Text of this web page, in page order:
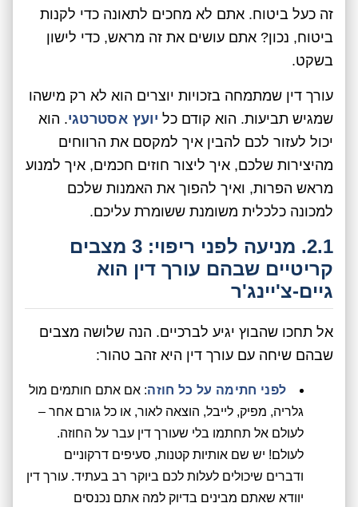
זה כעל ביטוח. אתם לא מחכים לתאונה כדי לקנות
ביטוח, נכון? אתם עושים את זה מראש, כדי לישון
בשקט.
עורך דין שמתמחה בזכויות יוצרים הוא לא רק מישהו
שמגיש תביעות. הוא קודם כל יועץ אסטרטגי. הוא
יכול לעזור לכם להבין איך למקסם את הרווחים
מהיצירות שלכם, איך ליצור חוזים חכמים, איך למנוע
מראש הפרות, ואיך להפוך את האמנות שלכם
למכונה כלכלית משומנת ששומרת עליכם.
2.1. מניעה לפני ריפוי: 3 מצבים
קריטיים שבהם עורך דין הוא
גיים-צ'יינג'ר
אל תחכו שהבוץ יגיע לברכיים. הנה שלושה מצבים
שבהם שיחה עם עורך דין היא זהב טהור:
לפני חתימה על כל חוזה: אם אתם חותמים מול
גלריה, מפיק, לייבל, הוצאה לאור, או כל גורם אחר –
לעולם אל תחתמו בלי שעורך דין עבר על החוזה.
לעולם! יש שם אותיות קטנות, סעיפים דרקוניים
ודברים שיכולים לעלות לכם ביוקר רב בעתיד. עורך דין
יוודא שאתם מבינים בדיוק למה אתם נכנסים